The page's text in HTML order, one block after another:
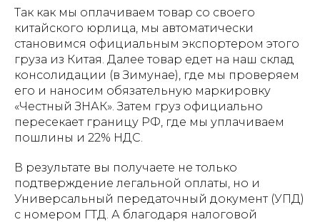
Так как мы оплачиваем товар со своего
китайского юрлица, мы автоматически
становимся официальным экспортером этого
груза из Китая. Далее товар едет на наш склад
консолидации (в Зимунае), где мы проверяем
его и наносим обязательную маркировку
«Честный ЗНАК». Затем груз официально
пересекает границу РФ, где мы уплачиваем
пошлины и 22% НДС.
В результате вы получаете не только
подтверждение легальной оплаты, но и
Универсальный передаточный документ (УПД)
с номером ГТД. А благодаря налоговой